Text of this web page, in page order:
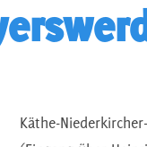
Käthe-